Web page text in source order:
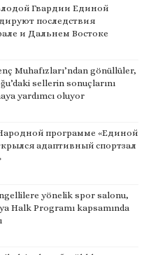
Гвардии Единой
последствия
и Дальнем Востоке
Muhafızları’ndan gönüllüler,
sellerin sonuçlarını
yardımcı oluyor
программе «Единой
адаптивный спортзал
yönelik spor salonu,
Halk Programı kapsamında